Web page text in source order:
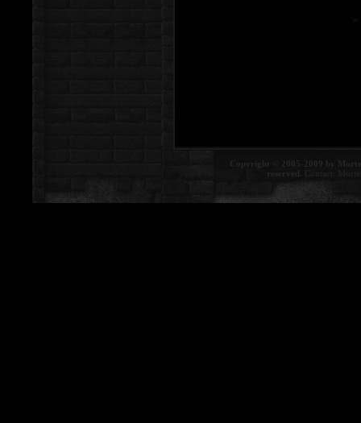
Copyright © 2005-2009 by
reserved. Contact: